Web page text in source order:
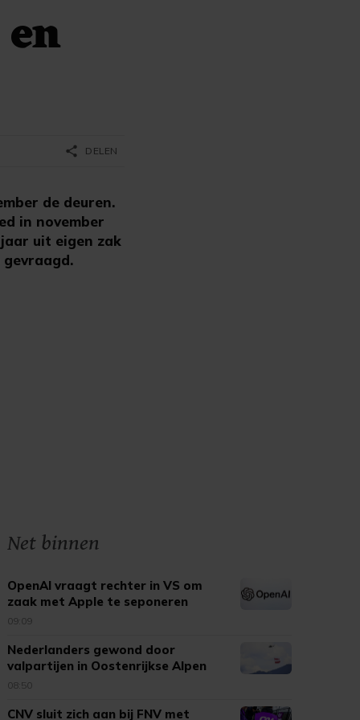
de deuren.
in november
uit eigen zak
share DELEN
Net binnen
OpenAI vraagt rechter in VS om
zaak met Apple te seponeren
09:09
Nederlanders gewond door
valpartijen in Oostenrijkse Alpen
08:50
CNV sluit zich aan bij FNV met